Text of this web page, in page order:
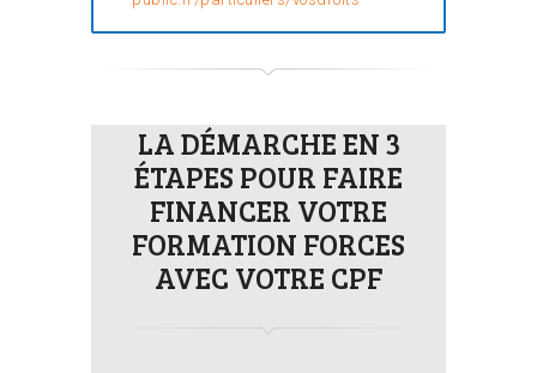
LA DÉMARCHE EN 3
ÉTAPES POUR FAIRE
FINANCER VOTRE
FORMATION FORCES
AVEC VOTRE CPF